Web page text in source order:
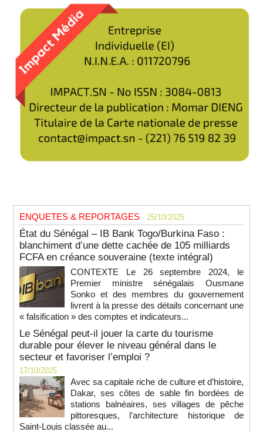
ENQUETES & REPORTAGES - 25/10/2025
État du Sénégal – IB Bank Togo/Burkina Faso :
blanchiment d’une dette cachée de 105 milliards
FCFA en créance souveraine (texte intégral)
CONTEXTE Le 26 septembre 2024, le
Premier ministre sénégalais Ousmane
Sonko et des membres du gouvernement
livrent à la presse des détails concernant une
« falsification » des comptes et indicateurs...
Le Sénégal peut-il jouer la carte du tourisme
durable pour élever le niveau général dans le
secteur et favoriser l’emploi ?
17/10/2025
Avec sa capitale riche de culture et d’histoire,
Dakar, ses côtes de sable fin bordées de
stations balnéaires, ses villages de pêche
pittoresques, l’architecture historique de
Saint-Louis classée au...